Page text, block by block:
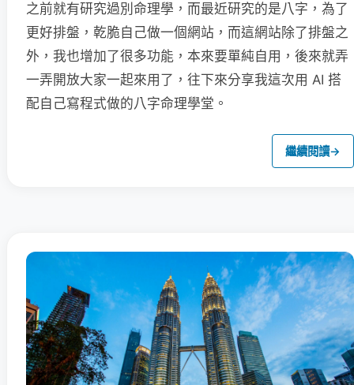
之前就有研究過別命理學，而最近研究的是八字，為了
更好排盤，乾脆自己做一個網站，而這網站除了排盤之
外，我也增加了很多功能，本來要單純自用，後來就弄
一弄開放大家一起來用了，往下來分享我這次用 AI 搭
配自己寫程式做的八字命理學堂。
繼續閱讀→